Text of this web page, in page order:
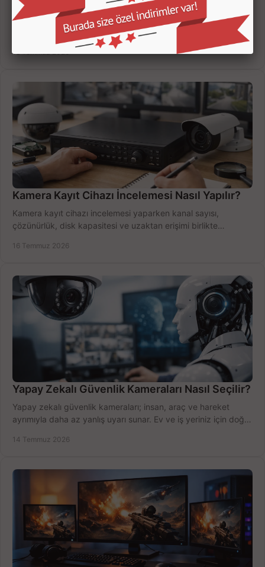
Güvenlik kamerası seçerken çözünürlük, gece görüşü, kayıt
süresi ve bağlantı tipini karşılaştırın; eviniz veya iş yeriniz için
doğru sistemi hemen seçin.
18 Temmuz 2026
Kamera Kayıt Cihazı İncelemesi Nasıl Yapılır?
Kamera kayıt cihazı incelemesi yaparken kanal sayısı,
çözünürlük, disk kapasitesi ve uzaktan erişimi birlikte
16 Temmuz 2026
Yapay Zekalı Güvenlik Kameraları Nasıl Seçilir?
Yapay zekalı güvenlik kameraları; insan, araç ve hareket
ayrımıyla daha az yanlış uyarı sunar. Ev ve iş yeriniz için doğru
14 Temmuz 2026